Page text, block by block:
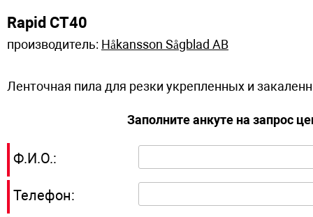
Rapid CT40
производитель: Håkansson Sågblad AB
Ленточная пила для резки укрепленных и
Заполните анкуте на запрос
Ф.И.О.:
Телефон: